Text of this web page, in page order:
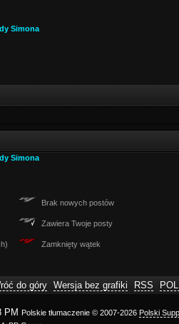
Simona
Simona
Brak nowych postów
Zawiera Twoje posty
Zamknięty wątek
do góry Wersja bez grafiki RSS
PM Polskie tłumaczenie © 2007-2026 Polski